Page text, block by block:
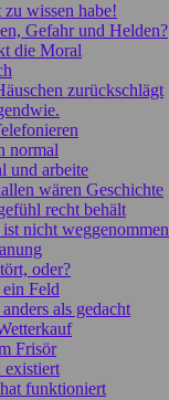
wissen habe!
Gefahr und Helden?
die Moral
zurückschlägt
normal
und arbeite
wären Geschichte
recht behält
nicht weggenommen
oder?
Feld
als gedacht
Frisör
existiert
funktioniert